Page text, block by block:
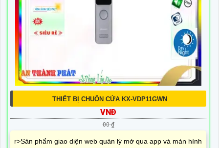
THIẾT BỊ CHUÔN CỬA KX-VDP11GWN
VNĐ
00 ₫
r>Sản phẩm giao diện web quản lý mở qua app và màn hình